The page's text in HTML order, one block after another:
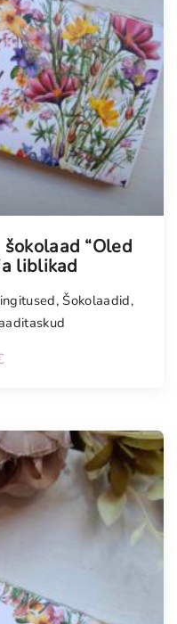
“Oled
liblikad
,Šokolaadid,